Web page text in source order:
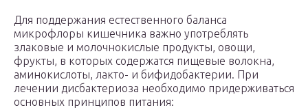
Для поддержания естественного баланса
микрофлоры кишечника важно употреблять
злаковые и молочнокислые продукты, овощи,
фрукты, в которых содержатся пищевые волокна,
аминокислоты, лакто- и бифидобактерии. При
лечении дисбактериоза необходимо придерживаться
основных принципов питания: